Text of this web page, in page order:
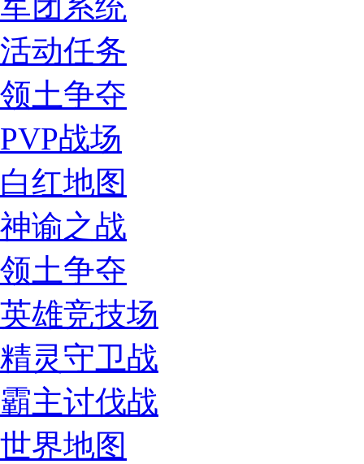
活动任务
领土争夺
PVP战场
白红地图
神谕之战
领土争夺
英雄竞技场
精灵守卫战
霸主讨伐战
世界地图